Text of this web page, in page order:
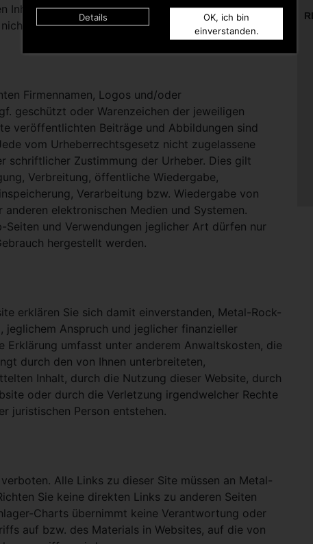
Details
OK, ich bin
einverstanden.
Inhalten aller gelinkten Seiten auf dieser Homepage
zu Eigen.
Firmennamen, Logos und/oder
geschützt oder Warenzeichen der jeweiligen
veröffentlichten Beiträge und Abbildungen sind
vom Urheberrechtsgesetz nicht zugelassene
schriftlicher Zustimmung der Urheber. Dies gilt
Verbreitung, öffentliche Wiedergabe,
Verarbeitung bzw. Wiedergabe von
elektronischen Medien und Systemen.
Seiten und Verwendungen jeglicher Art dürfen nur
hergestellt werden.
erklären Sie sich damit einverstanden, Metal-Rock-
Anspruch und jeglicher finanzieller
Erklärung umfasst unter anderem Anwaltskosten, die
durch den von Ihnen unterbreiteten,
Inhalt, durch die Nutzung dieser Website, durch
oder durch die Verletzung irgendwelcher Rechte
juristischen Person entstehen.
Alle Links zu dieser Site müssen an Metal-
Sie keine direkten Links zu anderen Seiten
Charts übernimmt keine Verantwortung oder
auf bzw. des Materials in Websites, auf die von